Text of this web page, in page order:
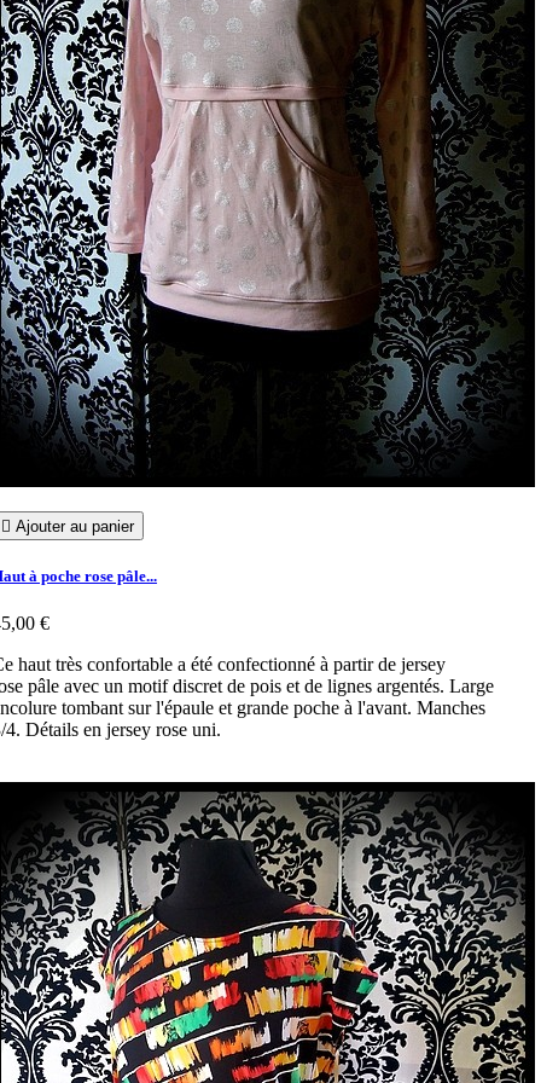
 Ajouter au panier
à poche rose pâle...
€
haut très confortable a été confectionné à partir de jersey
pâle avec un motif discret de pois et de lignes argentés. Large
tombant sur l'épaule et grande poche à l'avant. Manches
4. Détails en jersey rose uni.